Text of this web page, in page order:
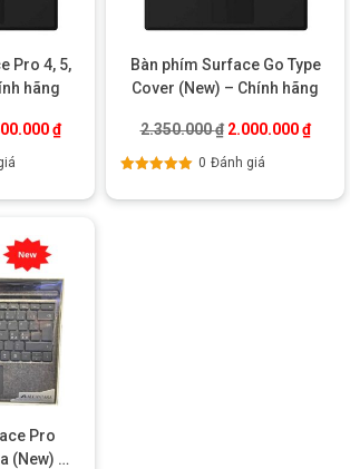
Pro 4, 5,
hãng
gốc là: 3.000.000 ₫.
₫Giá hiện tại là: 2.600.000 ₫.
Bàn phím Surface Go Type
Cover (New) – Chính hãng
2.350.000₫ Giá gốc là:
2.000.000₫Giá
0 Đánh giá
Pro
(New) –